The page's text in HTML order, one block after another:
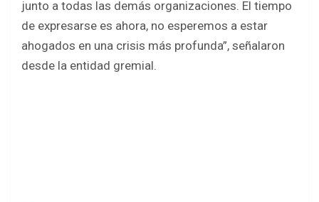
junto a todas las demás organizaciones. El tiempo
de expresarse es ahora, no esperemos a estar
ahogados en una crisis más profunda”, señalaron
desde la entidad gremial.